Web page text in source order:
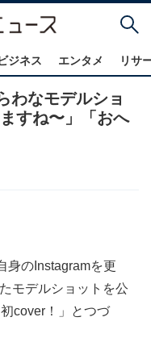
ジネス エンタメ リサ
わなモデルショ
すね〜」「おへ
身のInstagramを更
モデルショットを公
cover！」とつづ